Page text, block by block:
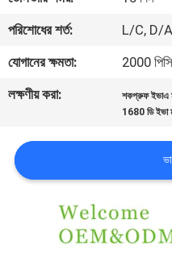
PRIVACY
POLICY
পরিশোধের শর্ত:
L/C, D/A,
যোগানের ক্ষমতা:
2000
লক্ষণীয় করা:
শকপ্রুফ ইভাএ
1680 ডি ইভা